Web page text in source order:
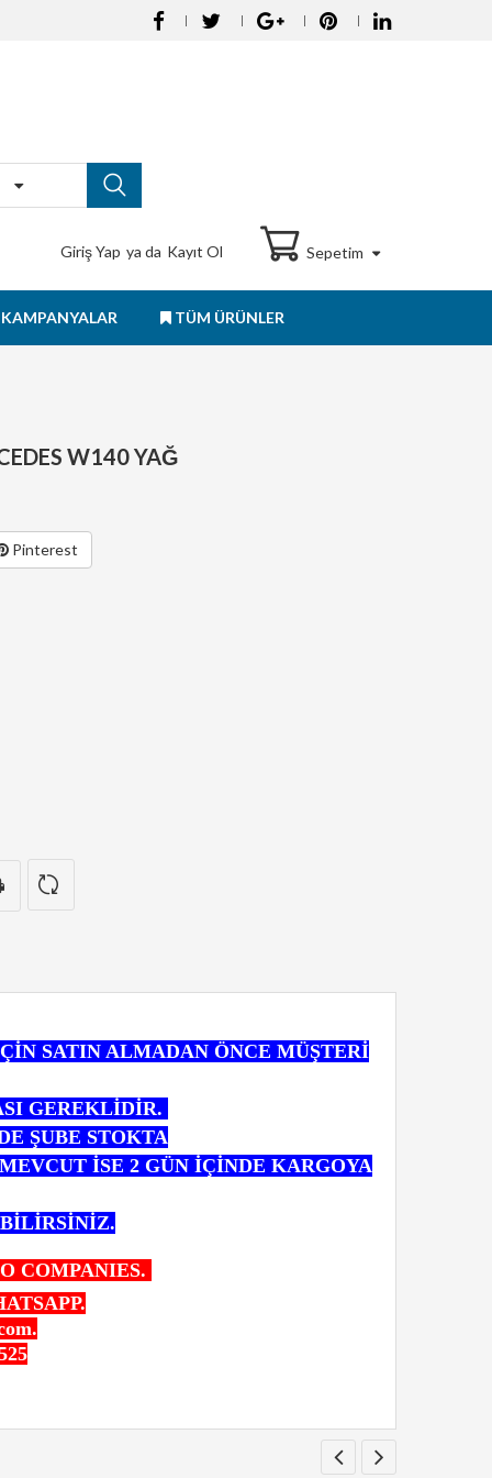
Giriş Yap ya da Kayıt Ol Sepetim
KAMPANYALAR TÜM ÜRÜNLER
W140 YAĞ
Pinterest
SATIN ALMADAN ÖNCE MÜŞTERİ
GEREKLİDİR.
ŞUBE STOKTA
İSE 2 GÜN İÇİNDE KARGOYA
COMPANIES.